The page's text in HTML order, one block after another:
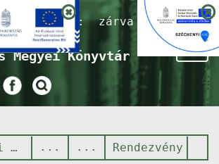
ma:zárva
Megyei Könyvtár
Békés Megyei Könyvtár Rendezvény